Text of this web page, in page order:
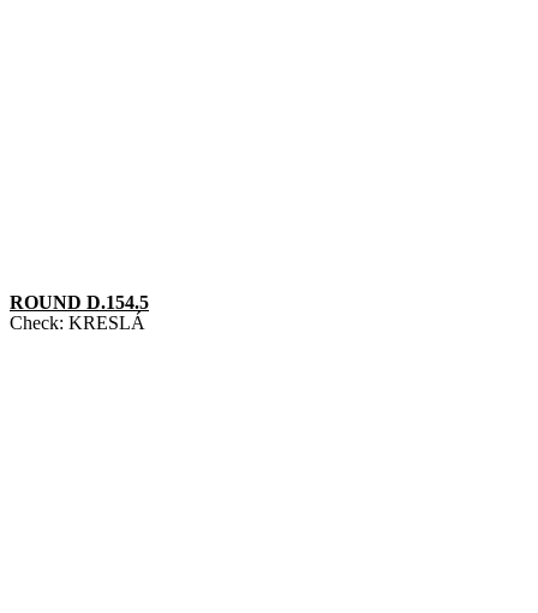
ROUND D.154.5
Check: KRESLÁ